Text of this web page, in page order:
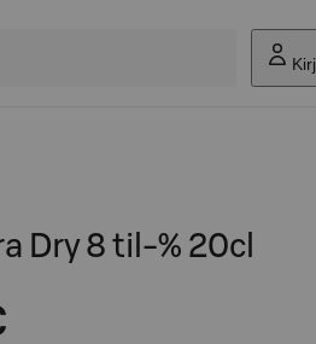
Dry 8 til-% 20cl